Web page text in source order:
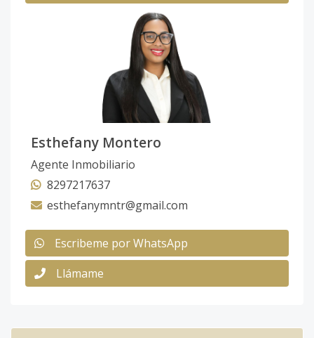
Esthefany Montero
Agente Inmobiliario
8297217637
esthefanymntr@gmail.com
Escribeme por WhatsApp
Llámame